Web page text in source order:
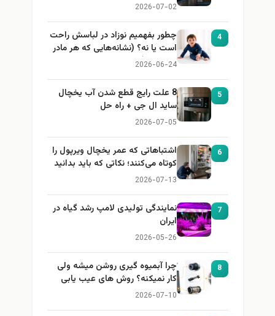
2026-07-02
4
چطور بفهمیم نوزاد در لباسش راحت
است یا نه؟ (نشانه‌هایی که هر مادر
باید بداند)
2026-06-24
5
8 علت رایج قطع شدن آب یخچال
ساید ال جی + راه حل
2026-07-05
6
اشتباهاتی که عمر یخچال ویرپول را
کوتاه می‌کنند؛ نکاتی که باید بدانید
2026-07-13
7
نمایندگی تولیدی لامپ رشد گیاه در
ایران
2026-05-26
8
چرا آبمیوه گیری روشن میشه ولی
کار نمیکنه؟ روش های عیب یابی
2026-07-10